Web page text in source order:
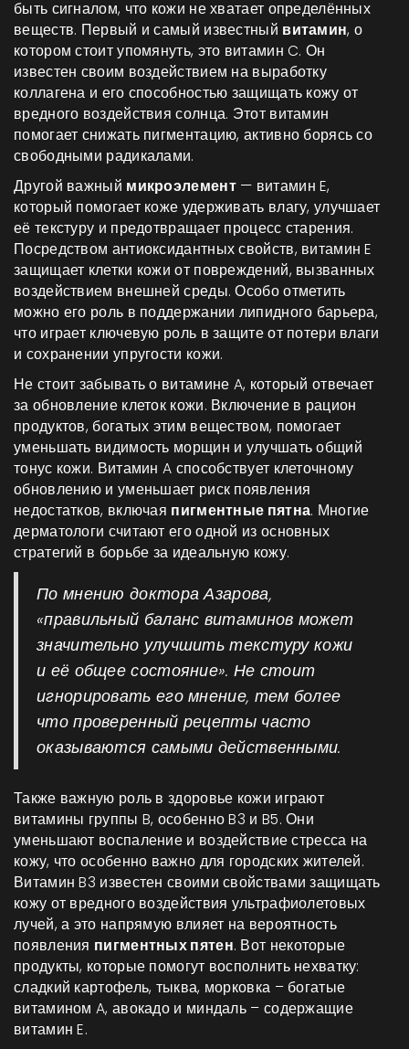
быть сигналом, что кожи не хватает определённых
веществ. Первый и самый известный витамин, о
котором стоит упомянуть, это витамин C. Он
известен своим воздействием на выработку
коллагена и его способностью защищать кожу от
вредного воздействия солнца. Этот витамин
помогает снижать пигментацию, активно борясь со
свободными радикалами.
Другой важный микроэлемент— витамин E,
который помогает коже удерживать влагу, улучшает
её текстуру и предотвращает процесс старения.
Посредством антиоксидантных свойств, витамин E
защищает клетки кожи от повреждений, вызванных
воздействием внешней среды. Особо отметить
можно его роль в поддержании липидного барьера,
что играет ключевую роль в защите от потери влаги
и сохранении упругости кожи.
Не стоит забывать о витамине A, который отвечает
за обновление клеток кожи. Включение в рацион
продуктов, богатых этим веществом, помогает
уменьшать видимость морщин и улучшать общий
тонус кожи. Витамин A способствует клеточному
обновлению и уменьшает риск появления
недостатков, включая пигментные пятна. Многие
дерматологи считают его одной из основных
стратегий в борьбе за идеальную кожу.
По мнению доктора Азарова,
«правильный баланс витаминов может
значительно улучшить текстуру кожи
и её общее состояние». Не стоит
игнорировать его мнение, тем более
что проверенный рецепты часто
оказываются самыми действенными.
Также важную роль в здоровье кожи играют
витамины группы B, особенно B3 и B5. Они
уменьшают воспаление и воздействие стресса на
кожу, что особенно важно для городских жителей.
Витамин B3 известен своими свойствами защищать
кожу от вредного воздействия ультрафиолетовых
лучей, а это напрямую влияет на вероятность
появления пигментных пятен. Вот некоторые
продукты, которые помогут восполнить нехватку:
сладкий картофель, тыква, морковка – богатые
витамином A, авокадо и миндаль – содержащие
витамин E.